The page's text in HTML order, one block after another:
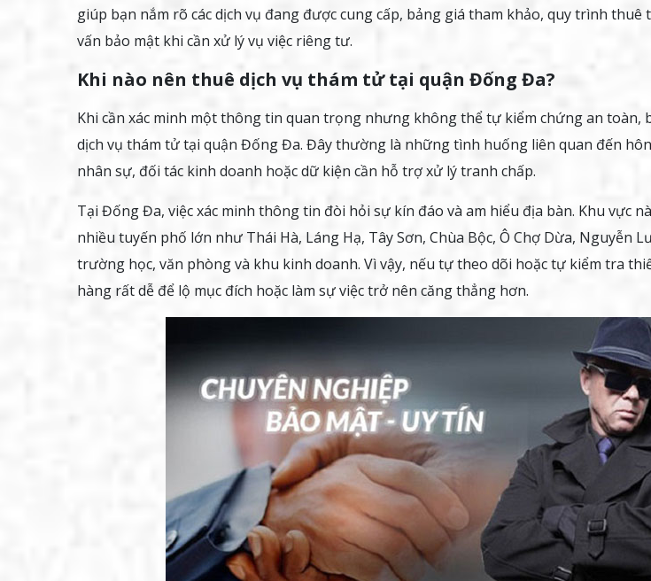
giúp bạn nắm rõ các dịch vụ đang được cung cấp, bảng giá tham khảo, quy trình thuê
vấn bảo mật khi cần xử lý vụ việc riêng tư.
Khi nào nên thuê dịch vụ thám tử tại quận Đống Đa?
Khi cần xác minh một thông tin quan trọng nhưng không thể tự kiểm chứng an toàn,
dịch vụ thám tử tại quận Đống Đa. Đây thường là những tình huống liên quan đến
nhân sự, đối tác kinh doanh hoặc dữ kiện cần hỗ trợ xử lý tranh chấp.
Tại Đống Đa, việc xác minh thông tin đòi hỏi sự kín đáo và am hiểu địa bàn. Khu vực
nhiều tuyến phố lớn như Thái Hà, Láng Hạ, Tây Sơn, Chùa Bộc, Ô Chợ Dừa, Nguyễn
trường học, văn phòng và khu kinh doanh. Vì vậy, nếu tự theo dõi hoặc tự kiểm tra
hàng rất dễ để lộ mục đích hoặc làm sự việc trở nên căng thẳng hơn.